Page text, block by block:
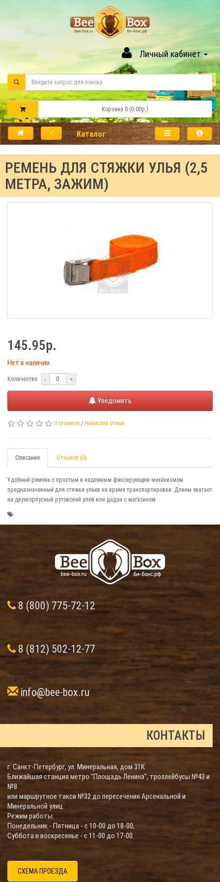
Личный кабинет
Корзина 0 (0.00р.)
Каталог
РЕМЕНЬ ДЛЯ СТЯЖКИ УЛЬЯ (2,5
МЕТРА, ЗАЖИМ)
145.95р.
Нет в наличии
Количество - +
Уведомить
0 отзывов / Написать отзыв
Описание Отзывов (0)
Удобный ремень с простым и надежным фиксирующим механизмом
предназначенный для стяжки ульев на время транспортировки. Длины хватает
на двухкорпусный рутовский улей или дадан с магазином.
8 (800) 775-72-12
8 (812) 502-12-77
info@bee-box.ru
КОНТАКТЫ
г. Санкт-Петербург, ул. Минеральная, дом 31К
Ближайшая станция метро "Площадь Ленина", троллейбусы №43 и
№8
или маршрутное такси №32 до пересечения Арсенальной и
Минеральной улиц.
Режим работы:
Понедельник - Пятница - с 10-00 до 18-00,
Суббота и воскресенье - с 11-00 до 17-00.
СХЕМА ПРОЕЗДА